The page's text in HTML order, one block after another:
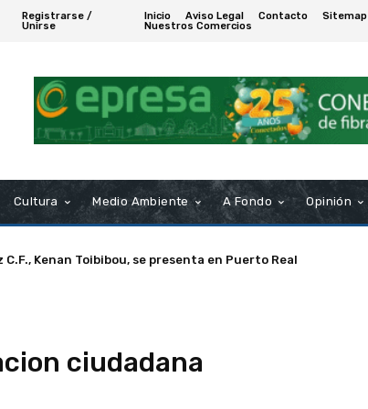
Registrarse /
Unirse
Inicio Aviso Legal Contacto
Sitemap
Nuestros Comercios
Cultura Medio Ambiente A Fondo Opinión
Kenan Toibibou, se presenta en Puerto Real
ciudadana